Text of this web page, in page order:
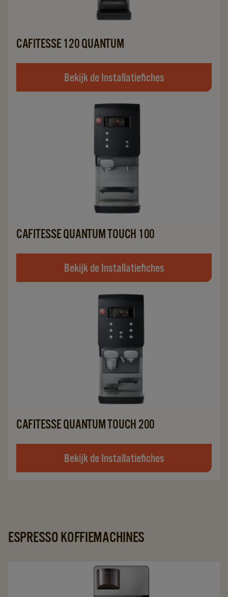
CAFITESSE 120 QUANTUM
Bekijk de Installatiefiches
CAFITESSE QUANTUM TOUCH 100
Bekijk de Installatiefiches
CAFITESSE QUANTUM TOUCH 200
Bekijk de Installatiefiches
ESPRESSO KOFFIEMACHINES